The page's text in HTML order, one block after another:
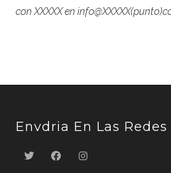
con XXXXX en
Envdria En Las Redes